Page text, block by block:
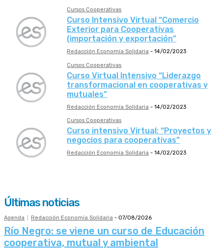
Cursos Cooperativas
Curso Intensivo Virtual “Comercio
Exterior para Cooperativas
(importación y exportación”
Redacción Economía Solidaria - 14/02/2023
Cursos Cooperativas
Curso Virtual Intensivo “Liderazgo
transformacional en cooperativas y
mutuales”
Redacción Economía Solidaria - 14/02/2023
Cursos Cooperativas
Curso intensivo Virtual: “Proyectos y
negocios para cooperativas”
Redacción Economía Solidaria - 14/02/2023
Últimas noticias
Agenda Redacción Economía Solidaria - 07/08/2026
Río Negro: se viene un curso de Educación
cooperativa, mutual y ambiental